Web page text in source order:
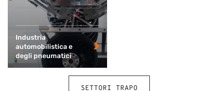
Industria
automobilistica e
degli pneumatici
SETTORI TRAPO